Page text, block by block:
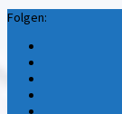
Folgen: